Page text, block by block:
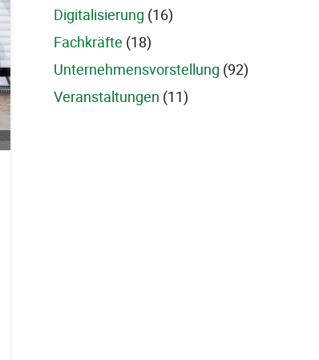
Digitalisierung (16)
Fachkräfte (18)
Unternehmensvorstellung (92)
Veranstaltungen (11)